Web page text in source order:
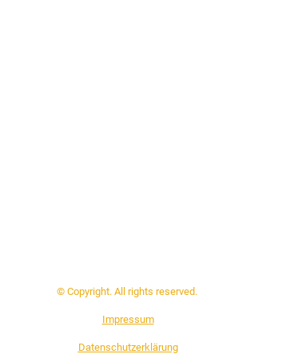
© Copyright. All rights reserved.
Impressum
Datenschutzerklärung